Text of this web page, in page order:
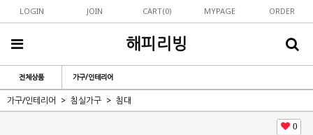
LOGIN JOIN CART(0) MYPAGE ORDER
해피리빙
전체상품 가구/인테리어
가구/인테리어 침실가구 침대
0